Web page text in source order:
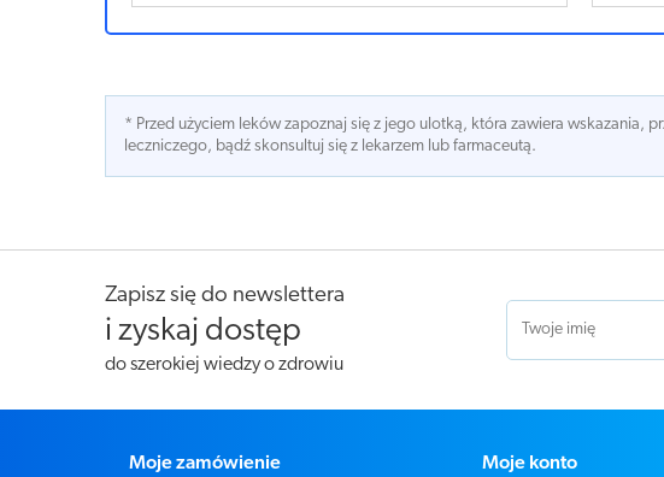
* Przed użyciem leków zapoznaj się z jego ulotką, która zawiera wskazania,
leczniczego, bądź skonsultuj się z lekarzem lub farmaceutą.
Zapisz się do newslettera
i zyskaj dostęp
do szerokiej wiedzy o zdrowiu
Moje zamówienie Moje konto